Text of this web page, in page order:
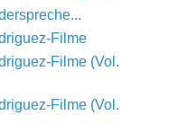
Filme
Filme (Vol.
Filme (Vol.